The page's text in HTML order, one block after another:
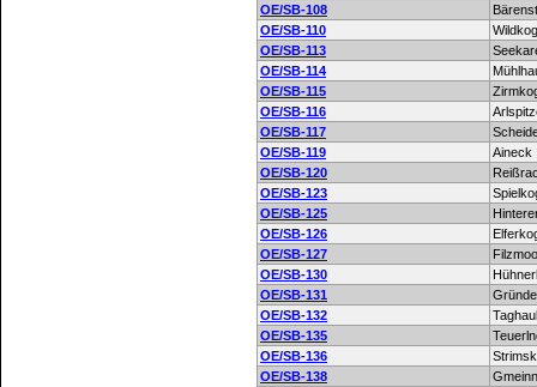
OE/SB-108
OE/SB-110
OE/SB-113
OE/SB-114
OE/SB-115
OE/SB-116
OE/SB-117
OE/SB-119
Aineck
OE/SB-120
OE/SB-123
OE/SB-125
OE/SB-126
OE/SB-127
OE/SB-130
OE/SB-131
OE/SB-132
OE/SB-135
OE/SB-136
OE/SB-138